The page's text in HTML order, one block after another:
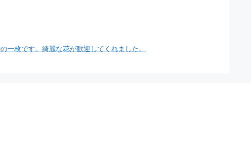
一枚です。綺麗な花が歓迎してくれました。